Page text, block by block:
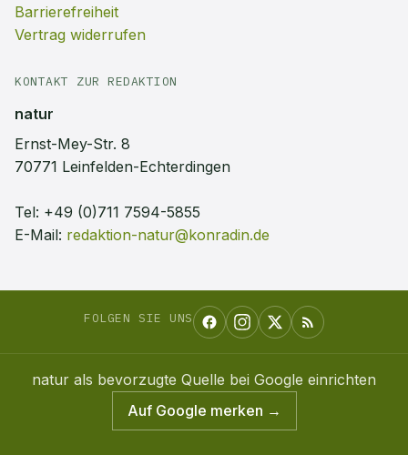
Barrierefreiheit
Vertrag widerrufen
KONTAKT ZUR REDAKTION
natur
Ernst-Mey-Str. 8
70771 Leinfelden-Echterdingen
Tel: +49 (0)711 7594-5855
E-Mail: redaktion-natur@konradin.de
FOLGEN SIE UNS
natur als bevorzugte Quelle bei Google einrichten
Auf Google merken →